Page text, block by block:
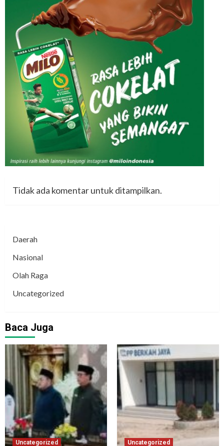
Tidak ada komentar untuk ditampilkan.
Daerah
Nasional
Olah Raga
Uncategorized
Baca Juga
Uncategorized Uncategorized